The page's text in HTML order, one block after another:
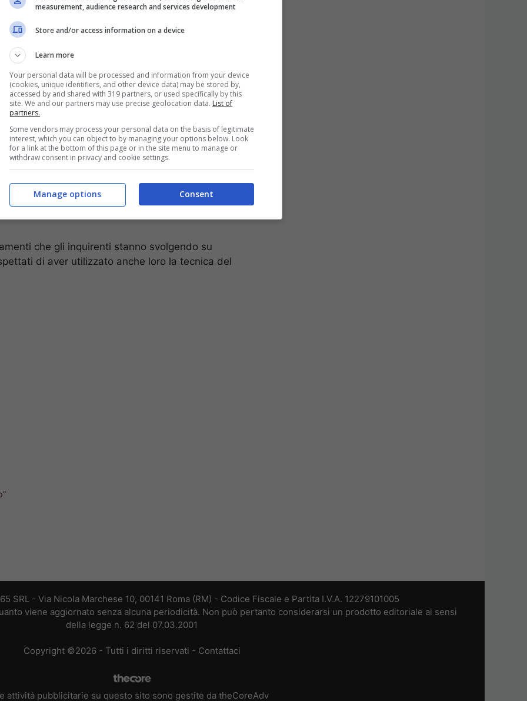
‘trenino’) e approfittando della momentanea
operandi la Società Tangenziale di Napoli
di euro e denuncia che il fenomeno ha
tempi.
che gli inquirenti stanno svolgendo su
di aver utilizzato anche loro la tecnica del
SRL - Via Nicola Marchese 10, 00141 Roma (RM) - Codice Fiscale e Partita I.V.A. 12279101005
viene aggiornato senza alcuna periodicità. Non può pertanto considerarsi un prodotto editoriale ai sensi
della legge n. 62 del 07.03.2001
Copyright ©2026 - Tutti i diritti riservati - Contattaci
attività pubblicitarie su questo sito sono gestite da theCoreAdv
measurement, audience research and services development
Store and/or access information on a device
Learn more
Your personal data will be processed and information from your device
(cookies, unique identifiers, and other device data) may be stored by,
accessed by and shared with 319 partners, or used specifically by this
site. We and our partners may use precise geolocation data. List of
partners.
Some vendors may process your personal data on the basis of legitimate
interest, which you can object to by managing your options below. Look
for a link at the bottom of this page or in the site menu to manage or
withdraw consent in privacy and cookie settings.
Consent
Manage options